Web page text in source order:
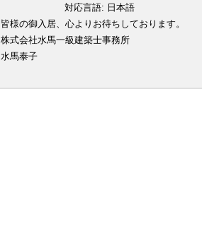
対応言語: 日本語
皆様の御入居、心よりお待ちしております。
株式会社水馬一級建築士事務所
水馬泰子